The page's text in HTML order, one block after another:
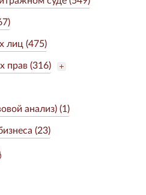
лиц (475)
прав (316)
анализ) (1)
(23)